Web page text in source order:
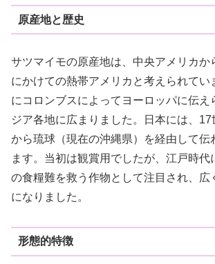
原産地と歴史
サツマイモの原産地は、中央アメリカか
にかけての熱帯アメリカと考えられてい
にコロンブスによってヨーロッパに伝え
ジア各地に広まりました。日本には、17
から琉球（現在の沖縄県）を経由して伝
ます。当初は観賞用でしたが、江戸時代
の食糧難を救う作物として注目され、広
になりました。
形態的特徴